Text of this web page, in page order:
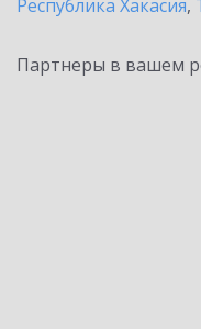
Республика Хакасия,
Партнеры в вашем